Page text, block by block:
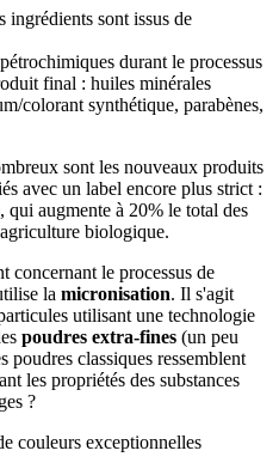
sont issus de
durant le processus
final : huiles minérales
colorant synthétique, parabènes,
sont les nouveaux produits
avec un label encore plus strict :
, qui augmente à 20% le total des
biologique.
concernant le processus de
la micronisation. Il s'agit
utilisant une technologie
poudres extra-fines (un peu
poudres classiques ressemblent
les propriétés des substances
?
couleurs exceptionnelles